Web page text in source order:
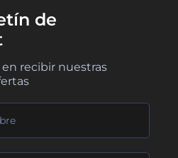
de
recibir nuestras